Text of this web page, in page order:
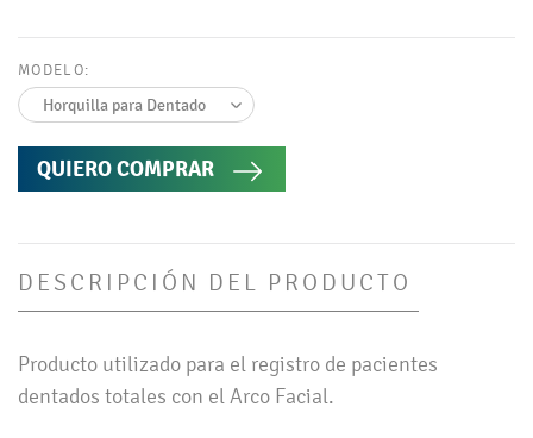
MODELO:
QUIERO COMPRAR
DESCRIPCIÓN DEL PRODUCTO
Producto utilizado para el registro de pacientes
dentados totales con el Arco Facial.